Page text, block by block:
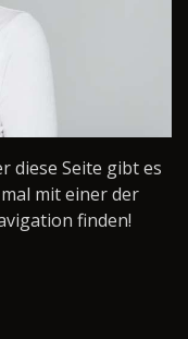
diese Seite gibt es
mit einer der
finden!